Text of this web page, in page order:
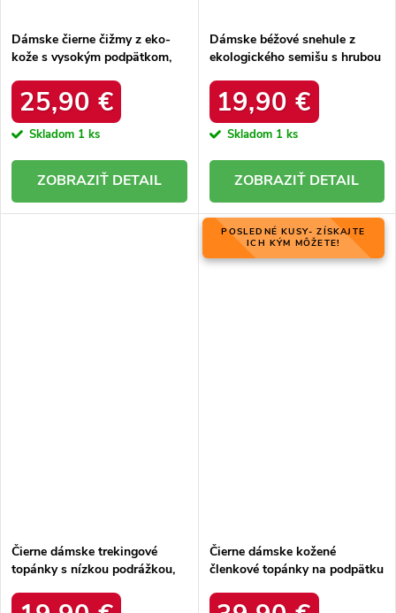
Dámske čierne čižmy z eko-
kože s vysokým podpätkom,
25,90 €
Skladom 1 ks
DETAIL
Dámske béžové snehule z
ekologického semišu s hrubou
20216-4F LIGHT BEIGE
19,90 €
Skladom 1 ks
DETAIL
Čierne dámske trekingové
topánky s nízkou podrážkou,
produktu 2147B
POSLEDNÉ KUSY- ZÍSKAJTE
ICH KÝM MÔŽETE!
Čierne dámske kožené
členkové topánky na podpätku
NJSK 1879 BLK